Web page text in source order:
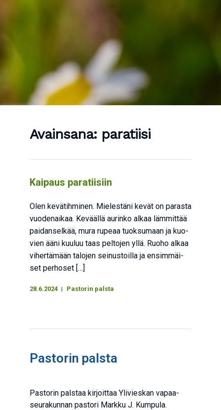
Avainsana: paratiisi
Kai­paus paratiisiin
Olen kevä­tih­mi­nen. Mie­les­tä­ni kevät on paras­ta
vuo­den­ai­kaa. Kevääl­lä aurin­ko alkaa läm­mit­tää
pai­dan­sel­kää, mura rupe­aa tuok­su­maan ja kuo­
vien ääni kuu­luu taas pel­to­jen yllä. Ruo­ho alkaa
viher­tä­mään talo­jen sei­nus­toil­la ja ensim­mäi­
set per­ho­set […]
28.6.2024 Pastorin palsta
Pas­to­rin palsta
Pas­to­rin pals­taa kir­joit­taa Yli­vies­kan vapaa­
seu­ra­kun­nan pas­to­ri Mark­ku J. Kumpula.